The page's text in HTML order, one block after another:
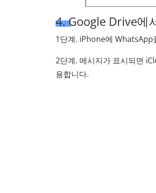
4. Google Drive에
1단계. iPhone에 WhatsApp
2단계. 메시지가 표시되면
용합니다.